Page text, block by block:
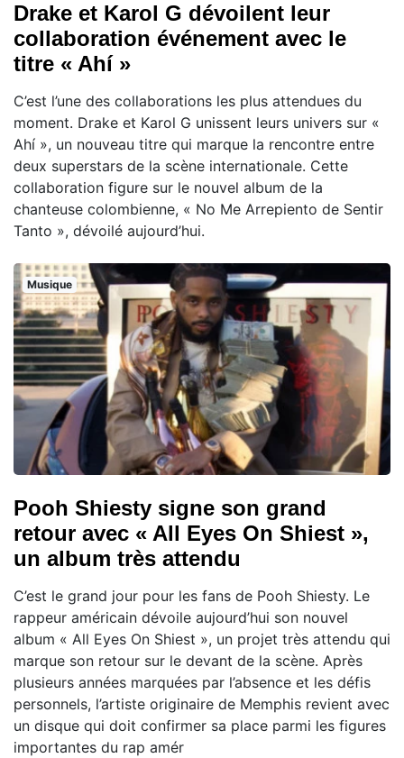
Drake et Karol G dévoilent leur
collaboration événement avec le
titre « Ahí »
C’est l’une des collaborations les plus attendues du
moment. Drake et Karol G unissent leurs univers sur «
Ahí », un nouveau titre qui marque la rencontre entre
deux superstars de la scène internationale. Cette
collaboration figure sur le nouvel album de la
chanteuse colombienne, « No Me Arrepiento de Sentir
Tanto », dévoilé aujourd’hui.
Musique
Pooh Shiesty signe son grand
retour avec « All Eyes On Shiest »,
un album très attendu
C’est le grand jour pour les fans de Pooh Shiesty. Le
rappeur américain dévoile aujourd’hui son nouvel
album « All Eyes On Shiest », un projet très attendu qui
marque son retour sur le devant de la scène. Après
plusieurs années marquées par l’absence et les défis
personnels, l’artiste originaire de Memphis revient avec
un disque qui doit confirmer sa place parmi les figures
importantes du rap amér